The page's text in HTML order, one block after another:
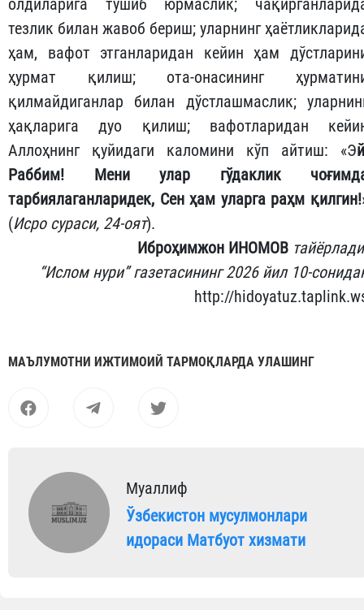
олдиларига тушиб юрмаслик;
тезлик билан жавоб бериш; уларнинг
ҳам, вафот этганларидан кейин ҳам
ҳурмат қилиш; ота-онасининг
қилмайдиганлар билан дўстлашмаслик;
ҳақларига дуо қилиш; вафотларидан
Аллоҳнинг қуйидаги каломини кўп айтиш: «Э
Раббим! Мени улар гўдаклик
тарбиялаганларидек, Сен ҳам уларга раҳм қилгин!
(Исро сураси, 24-оят).
Иброҳимжон ИНОМОВ
“Ислом нури” газетасининг 2026 йил 10-
http://
МАЪЛУМОТНИ ИЖТИМОИЙ ТАРМОҚЛАРДА УЛАШИНГ
Муаллиф
Ўзбекистон мусулмонлари
идораси Матбуот хизмати